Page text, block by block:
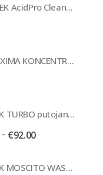
KENOTEK AcidPro Cleaner Rūgštinis valiklis 20L
K2 PROXIMA KONCENTRUOTAS POLIMERINIS VAŠKAS 5L
ITALTEK TURBO putojanti šarminė priemonė išorės plovimui
– €92.00Price
ITALTEK MOSCITO WASH mašalų valiklis